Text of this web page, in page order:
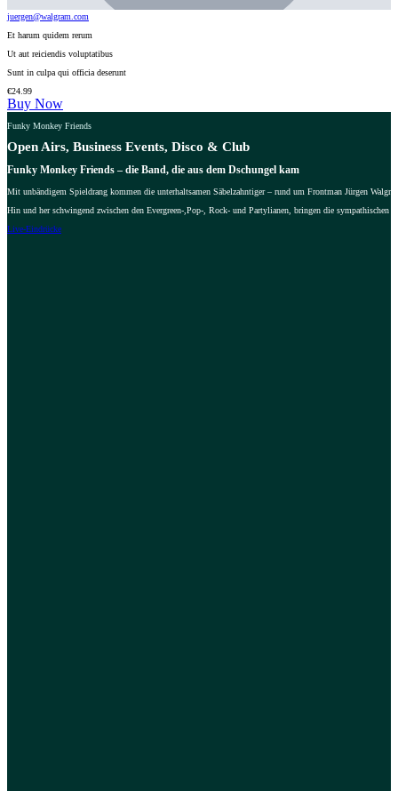
juergen@walgram.com
Et harum quidem rerum
Ut aut reiciendis voluptatibus
Sunt in culpa qui officia deserunt
€24.99
Buy Now
Funky Monkey Friends
Open Airs, Business Events, Disco & Club
Funky Monkey Friends – die Band, die aus dem Dschungel kam
Mit unbändigem Spieldrang kommen die unterhaltsamen Säbelzahntiger – rund um Frontman Jürgen
Hin und her schwingend zwischen den Evergreen-,Pop-, Rock- und Partylianen, bringen die sympathischen
Live-Eindrücke